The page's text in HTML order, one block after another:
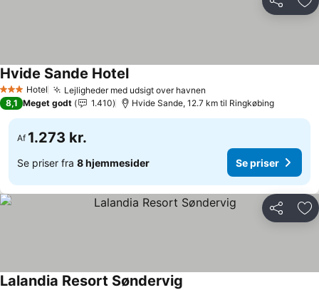
Del
3 StjernerHotel Lejligheder med udsigt over havnen
Hvide Sande HotelSe priser
8,1 Meget godt 1.410 Hvide Sande, 12.7 km til Ringkøbing
Af 1.273 kr.
Se priser fra 8 hjemmesider Se priser
Del
Lalandia Resort Søndervig